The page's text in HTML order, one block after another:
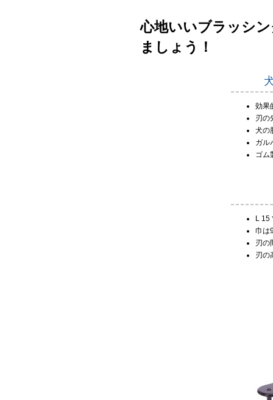
心地いいブラッシ
ましょう！
効果
刃の
犬の
ガル
ゴム
L 15
巾は
刃の
刃の